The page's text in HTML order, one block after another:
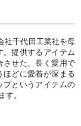
社千代田工業社を母
提供するアイテム
させた、長く愛用で
ほどに愛着が深まる
プというアイテムの
す。